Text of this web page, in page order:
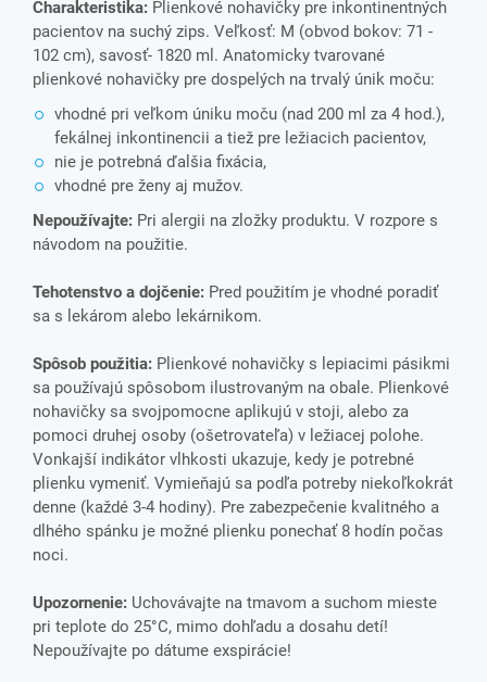
Charakteristika: Plienkové nohavičky pre inkontinentných
pacientov na suchý zips. Veľkosť: M (obvod bokov: 71 -
102 cm), savosť- 1820 ml. Anatomicky tvarované
plienkové nohavičky pre dospelých na trvalý únik moču:
vhodné pri veľkom úniku moču (nad 200 ml za 4 hod.),
fekálnej inkontinencii a tiež pre ležiacich pacientov,
nie je potrebná ďalšia fixácia,
vhodné pre ženy aj mužov.
Nepoužívajte: Pri alergii na zložky produktu. V rozpore s
návodom na použitie.
Tehotenstvo a dojčenie: Pred použitím je vhodné poradiť
sa s lekárom alebo lekárnikom.
Spôsob použitia: Plienkové nohavičky s lepiacimi pásikmi
sa používajú spôsobom ilustrovaným na obale. Plienkové
nohavičky sa svojpomocne aplikujú v stoji, alebo za
pomoci druhej osoby (ošetrovateľa) v ležiacej polohe.
Vonkajší indikátor vlhkosti ukazuje, kedy je potrebné
plienku vymeniť. Vymieňajú sa podľa potreby niekoľkokrát
denne (každé 3-4 hodiny). Pre zabezpečenie kvalitného a
dlhého spánku je možné plienku ponechať 8 hodín počas
noci.
Upozornenie: Uchovávajte na tmavom a suchom mieste
pri teplote do 25°C, mimo dohľadu a dosahu detí!
Nepoužívajte po dátume exspirácie!